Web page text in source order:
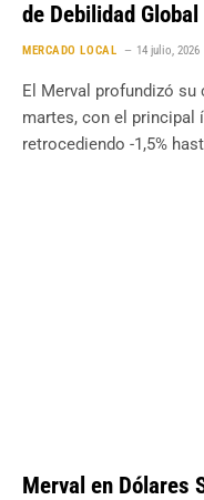
de Debilidad Global
MERCADO LOCAL 14 julio, 2026
El Merval profundizó
martes, con el principal
retrocediendo -1,5%
Merval en Dólares